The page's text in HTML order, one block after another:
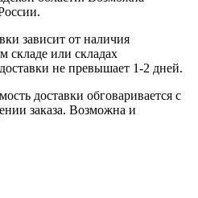
зависит от наличия
складе или складах
не превышает 1-2 дней.
доставки обговаривается с
заказа. Возможна и